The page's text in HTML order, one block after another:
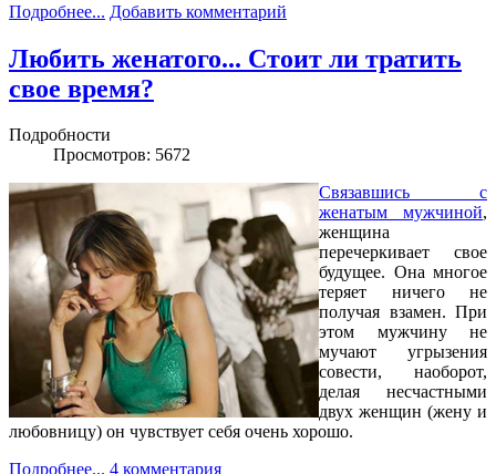
Подробнее... Добавить комментарий
Любить женатого... Стоит ли тратить
свое время?
Подробности
Просмотров: 5672
Связавшись с
женатым мужчиной,
женщина
перечеркивает свое
будущее. Она многое
теряет ничего не
получая взамен. При
этом мужчину не
мучают угрызения
совести, наоборот,
делая несчастными
двух женщин (жену и
любовницу) он чувствует себя очень хорошо.
Подробнее... 4 комментария